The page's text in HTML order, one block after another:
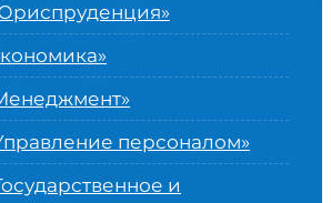
персоналом»
и